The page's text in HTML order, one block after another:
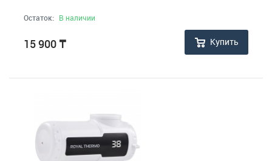
Остаток: В наличии
15 900 ₸ Купить